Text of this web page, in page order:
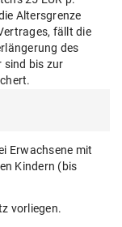
Altersgrenze
fällt die
des
sind bis zur
Erwachsene mit
Kindern (bis
vorliegen.